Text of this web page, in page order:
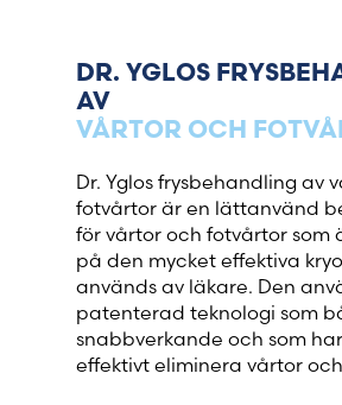
DR. YGLOS
AV
VÅRTOR OCH
Dr. Yglos frysbehandling av
fotvårtor är en lättanvänd
för vårtor och fotvårtor som
på den mycket effektiva
används av läkare. Den
patenterad teknologi som
snabbverkande och som
effektivt eliminera vårtor
Finland (Finnish)
Hong Kong (Chinese)
India (Hindi)
Ireland (Irish)
Italy (Italian)